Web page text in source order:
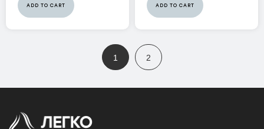
ADD TO CART ADD TO CART
1 2
COOPER&HUNTER
ELECTROLUX
COOPER&HUNTER
Осушувачі